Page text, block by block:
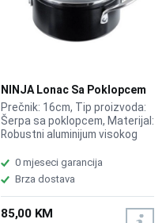
NINJA Lonac Sa Poklopcem
Zerostick Essentials 16cm
C10216DE
Prečnik: 16cm, Tip proizvoda:
Šerpa sa poklopcem, Materijal:
Robustni aluminijum visokog
premaza: ZEROSTICK
(neprijanjajući sloj otporan na
ogrebotine), Otpornost na
toplotu (Rerna): Sigurna za
upotrebu do 260 °C,
0 mjeseci garancija
Brza dostava
85,00 KM